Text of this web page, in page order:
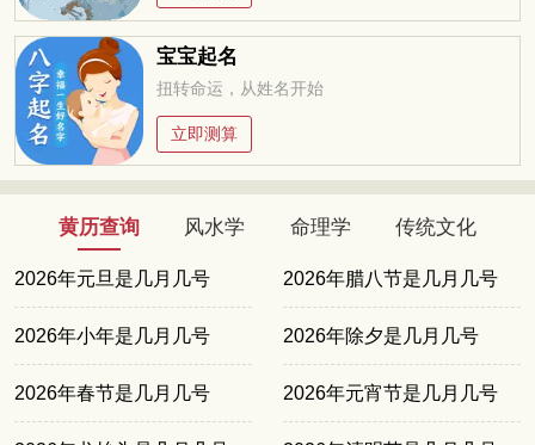
宝宝起名
扭转命运，从姓名开始
立即测算
黄历查询 风水学 命理学 传统文化
2026年元旦是几月几号 2026年腊八节是几月几号
2026年小年是几月几号 2026年除夕是几月几号
2026年春节是几月几号 2026年元宵节是几月几号